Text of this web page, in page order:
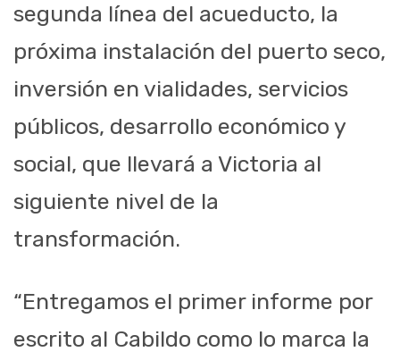
segunda línea del acueducto, la
próxima instalación del puerto seco,
inversión en vialidades, servicios
públicos, desarrollo económico y
social, que llevará a Victoria al
siguiente nivel de la
transformación.
“Entregamos el primer informe por
escrito al Cabildo como lo marca la